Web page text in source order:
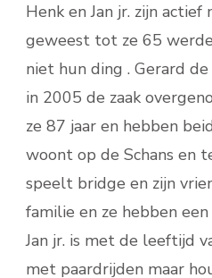
Henk en Jan jr. zijn
geweest tot ze 65
niet hun ding . Gerard
in 2005 de zaak
ze 87 jaar en hebben
woont op de Schans en
speelt bridge en zijn
familie en ze hebben
Jan jr. is met de leeftijd
met paardrijden maar